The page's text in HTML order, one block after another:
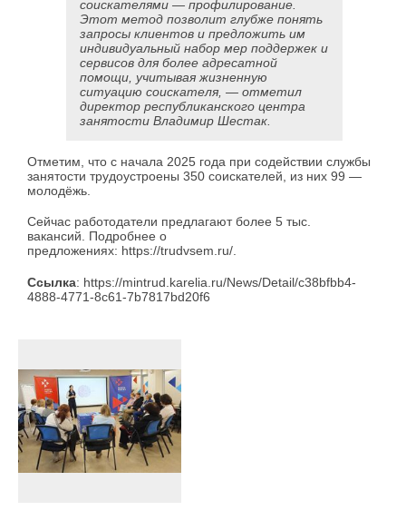
соискателями — профилирование.
Этот метод позволит глубже понять
запросы клиентов и предложить им
индивидуальный набор мер поддержек и
сервисов для более адресатной
помощи, учитывая жизненную
ситуацию соискателя, — отметил
директор республиканского центра
занятости Владимир Шестак.
Отметим, что с начала 2025 года при содействии службы
занятости трудоустроены 350 соискателей, из них 99 —
молодёжь.
Сейчас работодатели предлагают более 5 тыс.
вакансий. Подробнее о
предложениях: https://trudvsem.ru/.
Ссылка: https://mintrud.karelia.ru/News/Detail/c38bfbb4-
4888-4771-8c61-7b7817bd20f6